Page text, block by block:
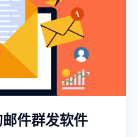
件群发软件